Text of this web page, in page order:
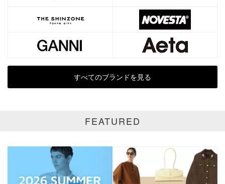
全て 通常商品
予約品
受注生産
カラー
ブラック グレー
すべてのブランドを見る
FEATURED